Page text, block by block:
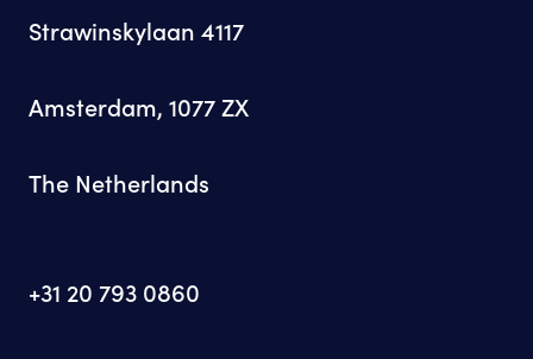
Strawinskylaan 4117
Amsterdam, 1077 ZX
The Netherlands
+31 20 793 0860